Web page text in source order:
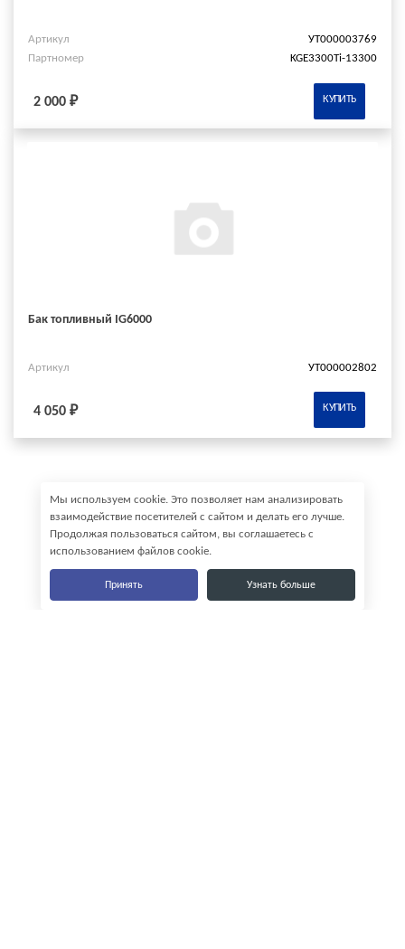
Артикул
УТ000003769
Партномер
KGE3300Ti-13300
2 000 ₽ КУПИТЬ
Бак топливный IG6000
Артикул УТ000002802
4 050 ₽ КУПИТЬ
Мы используем cookie. Это позволяет нам анализировать
взаимодействие посетителей с сайтом и делать его лучше.
Продолжая пользоваться сайтом, вы соглашаетесь с
использованием файлов cookie.
Принять Узнать больше